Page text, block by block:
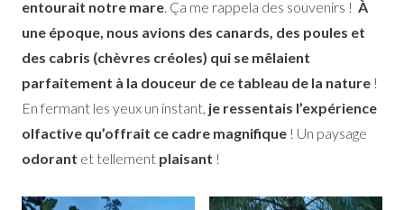
entourait notre mare. Ça me rappela des souvenirs ! À
une époque, nous avions des canards, des poules et
des cabris (chèvres créoles) qui se mêlaient
parfaitement à la douceur de ce tableau de la nature !
En fermant les yeux un instant, je ressentais l’expérience
olfactive qu’offrait ce cadre magnifique ! Un paysage
odorant et tellement plaisant !